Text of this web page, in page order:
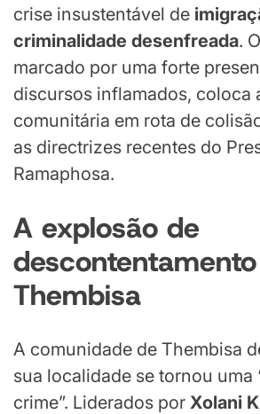
crise insustentável de
criminalidade desenfreada.
marcado por uma forte
discursos inflamados, coloca
comunitária em rota de
as directrizes recentes do
Ramaphosa.
A explosão de
d
Thembisa
A comunidade de Thembisa
sua localidade se tornou uma
crime”. Liderados por Xolani